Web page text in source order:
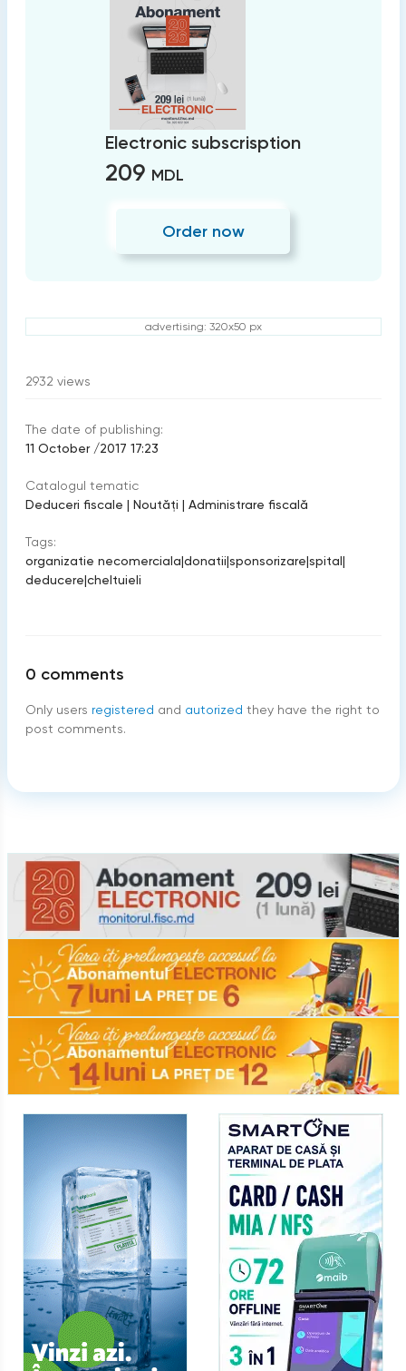
Electronic subscrisption
209 MDL
Order now
advertising: 320x50 px
2932 views
The date of publishing:
11 October /2017 17:23
Catalogul tematic
Deduceri fiscale | Noutăți | Administrare fiscală
Tags:
organizatie necomerciala|donatii|sponsorizare|spital|
deducere|cheltuieli
0 comments
Only users registered and autorized they have the right to
post comments.